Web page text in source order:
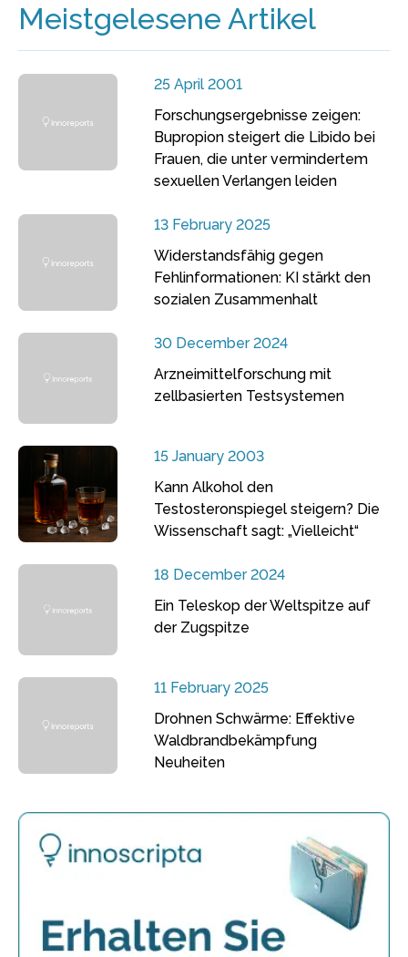
Meistgelesene Artikel
25 April 2001
Forschungsergebnisse zeigen:
Bupropion steigert die Libido bei
Frauen, die unter vermindertem
sexuellen Verlangen leiden
13 February 2025
Widerstandsfähig gegen
Fehlinformationen: KI stärkt den
sozialen Zusammenhalt
30 December 2024
Arzneimittelforschung mit
zellbasierten Testsystemen
15 January 2003
Kann Alkohol den
Testosteronspiegel steigern? Die
Wissenschaft sagt: „Vielleicht“
18 December 2024
Ein Teleskop der Weltspitze auf
der Zugspitze
11 February 2025
Drohnen Schwärme: Effektive
Waldbrandbekämpfung
Neuheiten